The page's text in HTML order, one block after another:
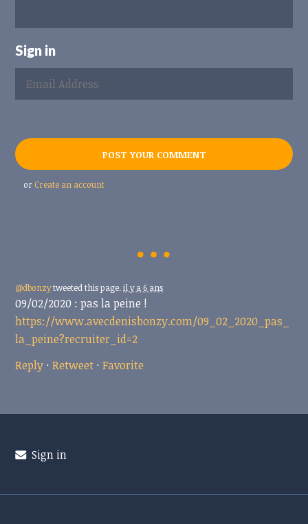
Sign in
or Create an account
@dbonzytweeted this page.il y a 6 ans
09/02/2020 : pas la peine !
https://www.avecdenisbonzy.com/09_02_2020_pas_
la_peine?recruiter_id=2
Reply ·Retweet ·Favorite
Sign in